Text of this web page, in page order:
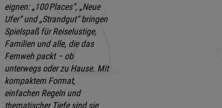
eignen: „100 Places“, „Neue
Ufer“ und „Strandgut“ bringen
Spielspaß für Reiselustige,
Familien und alle, die das
Fernweh packt – ob
unterwegs oder zu Hause. Mit
kompaktem Format,
einfachen Regeln und
thematischer Tiefe sind sie